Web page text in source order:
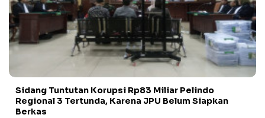
Sidang Tuntutan Korupsi Rp83 Miliar Pelindo
Regional 3 Tertunda, Karena JPU Belum Siapkan
Berkas